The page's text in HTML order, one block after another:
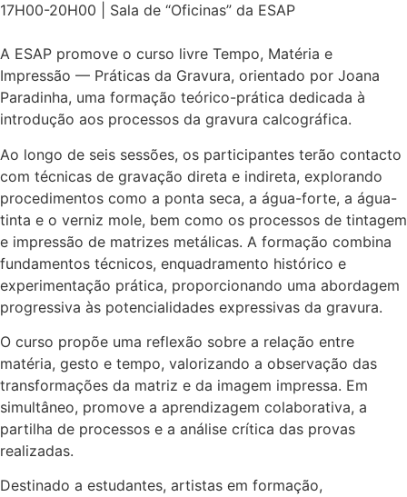
17H00-20H00 | Sala de “Oficinas” da ESAP
A ESAP promove o curso livre Tempo, Matéria e
Impressão — Práticas da Gravura, orientado por Joana
Paradinha, uma formação teórico-prática dedicada à
introdução aos processos da gravura calcográfica.
Ao longo de seis sessões, os participantes terão contacto
com técnicas de gravação direta e indireta, explorando
procedimentos como a ponta seca, a água-forte, a água-
tinta e o verniz mole, bem como os processos de tintagem
e impressão de matrizes metálicas. A formação combina
fundamentos técnicos, enquadramento histórico e
experimentação prática, proporcionando uma abordagem
progressiva às potencialidades expressivas da gravura.
O curso propõe uma reflexão sobre a relação entre
matéria, gesto e tempo, valorizando a observação das
transformações da matriz e da imagem impressa. Em
simultâneo, promove a aprendizagem colaborativa, a
partilha de processos e a análise crítica das provas
realizadas.
Destinado a estudantes, artistas em formação,